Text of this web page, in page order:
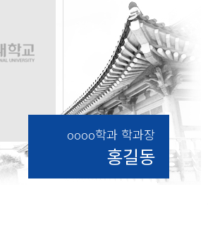
oooo학과 학과장
홍길동